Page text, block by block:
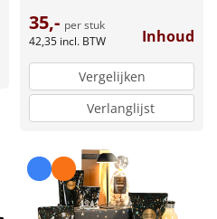
35,- per stuk
42,35 incl. BTW Inhoud
Vergelijken
Verlanglijst